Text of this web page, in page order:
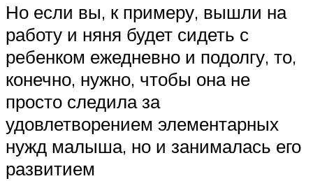
Но если вы, к примеру, вышли на
работу и няня будет сидеть с
ребенком ежедневно и подолгу, то,
конечно, нужно, чтобы она не
просто следила за
удовлетворением элементарных
нужд малыша, но и занималась его
развитием